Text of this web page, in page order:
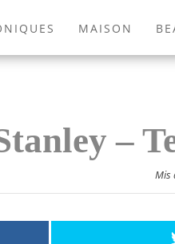
MAISON
EXTÉRIEUR ANIMAUX
–
Mis